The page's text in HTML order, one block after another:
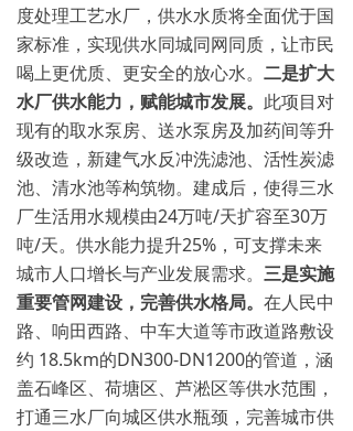
度处理工艺水厂，供水水质将全面优于国
家标准，实现供水同城同网同质，让市民
喝上更优质、更安全的放心水。 二是扩大
水厂供水能力，赋能城市发展。 此项目对
现有的取水泵房、送水泵房及加药间等升
级改造，新建气水反冲洗滤池、活性炭滤
池、清水池等构筑物。建成后，使得三水
厂生活用水规模由24万吨/天扩容至30万
吨/天。供水能力提升25%，可支撑未来
城市人口增长与产业发展需求。 三是实施
重要管网建设，完善供水格局。 在人民中
路、响田西路、中车大道等市政道路敷设
约 18.5km的DN300-DN1200的管道，涵
盖石峰区、荷塘区、芦淞区等供水范围，
打通三水厂向城区供水瓶颈，完善城市供